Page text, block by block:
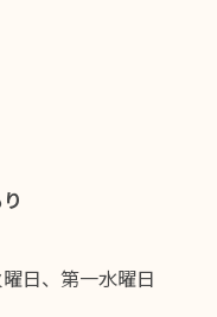
日、第一水曜日